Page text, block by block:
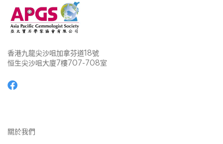
香港九龍尖沙咀加拿芬道18號
恒生尖沙咀大廈7樓707-708室
關於我們